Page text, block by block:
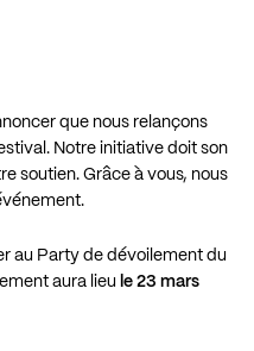
que nous relançons
Notre initiative doit son
soutien. Grâce à vous, nous
au Party de dévoilement du
aura lieu le 23 mars